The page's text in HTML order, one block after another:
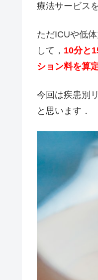
療法サービス
ただICUや低
して， 10分と
ション料を算
今回は疾患別
と思います．